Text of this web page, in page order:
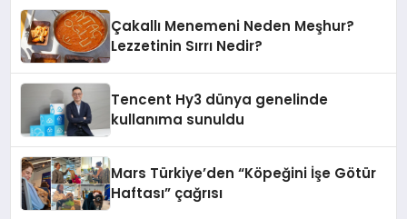
Çakallı Menemeni Neden Meşhur?
Lezzetinin Sırrı Nedir?
Tencent Hy3 dünya genelinde
kullanıma sunuldu
Mars Türkiye’den “Köpeğini İşe Götür
Haftası” çağrısı